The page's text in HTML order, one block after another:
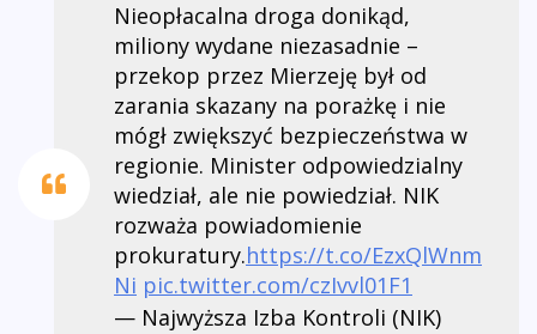
Nieopłacalna droga donikąd,
miliony wydane niezasadnie –
przekop przez Mierzeję był od
zarania skazany na porażkę i nie
mógł zwiększyć bezpieczeństwa w
regionie. Minister odpowiedzialny
wiedział, ale nie powiedział. NIK
rozważa powiadomienie
prokuratury.https://t.co/EzxQlWnm
Ni pic.twitter.com/czIvvl01F1
— Najwyższa Izba Kontroli (NIK)